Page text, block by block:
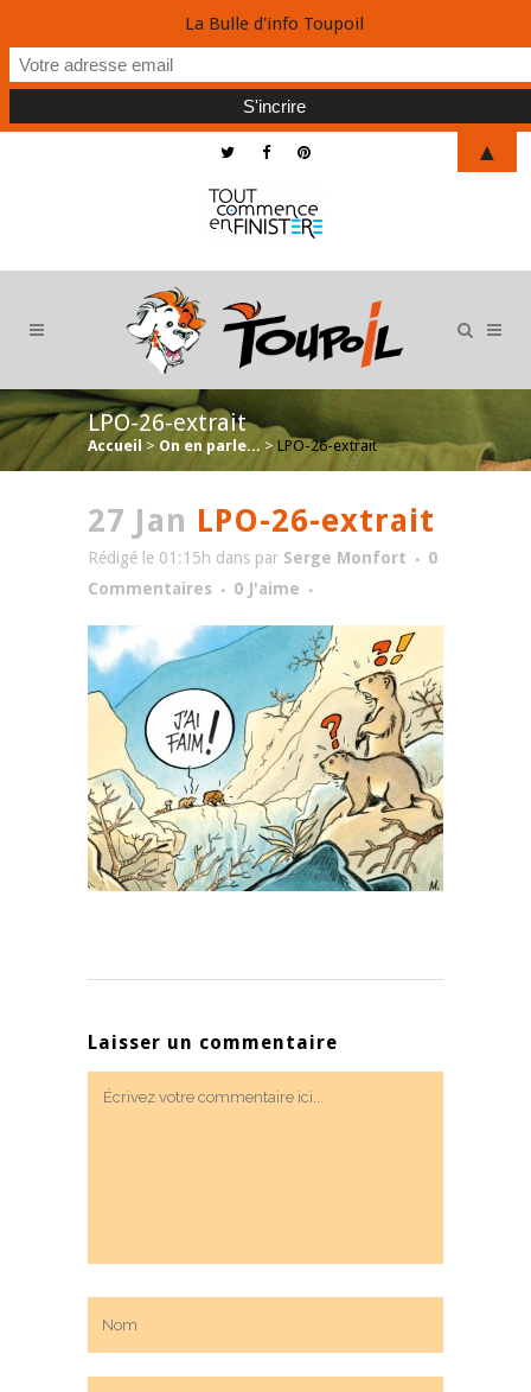
LPO-26-extrait
Accueil > On en parle... > LPO-26-extrait
27 Jan LPO-26-extrait
Rédigé le 01:15h dans par Serge Monfort
0
Commentaires
0 J'aime
Laisser un commentaire
La Bulle d'info Toupoil
▲